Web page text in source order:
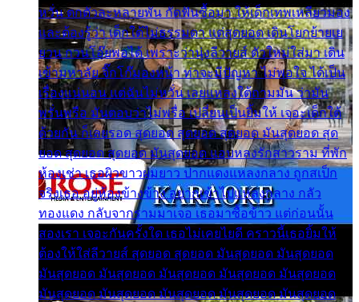
หวั่น ตกตัวละหลายพัน กัดฟันซื้อมา ให้เด็กเทพเหลียวมอง
และต้องรู้ว่า เด็กใต้ไม่ธรรมดา แต่สุดยอด เดินโยกย้ายเย
ยวน กวนโอ๊ยพอได้ เพราะว่านุ่งลีวายส์ ตัวใหม่ใส่มา เดิน
เข้ามหาลัย จิ๊กโก๊มองหน้า ท่าจะมีปัญหา ไม่พอใจ ได้เป็น
เรื่องแน่นอน แต่ฉันไม่หวั่น เลยแหลงใต้ถามมัน ว่ามัน
พรั่นพรือ มันตอบว่าไม่พรื่อ เปลี่ยนเป็นยิ้มให้ เจอะเด็กใต้
ด้วยกัน ก็เลยรอด สุดยอด สุดยอด สุดยอด มันสุดยอด สุด
ยอด สุดยอด สุดยอด มันสุดยอด แอบหลงรักสาวราม ที่พัก
ห้องเช่า เธอผิวขาวผมยาว ปากแดงแหลงกลาง ถูกสเป็ก
จริงเธอ อยู่ห้องข้างข้าง อยากเข้าไปแหลงกลาง กลัว
ทองแดง กลับจากรามมาเจอ เธอมาซื้อข้าว แต่ก่อนนั้น
สองเรา เจอะกันครั้งใด เธอไม่เคยไยดี คราวนี้เธอยิ้มให้
ต้องให้ใส่ลีวายส์ สุดยอด สุดยอด มันสุดยอด มันสุดยอด
มันสุดยอด มันสุดยอด มันสุดยอด มันสุดยอด มันสุดยอด
มันสุดยอด มันสุดยอด มันสุดยอด มันสุดยอด มันสุดยอด